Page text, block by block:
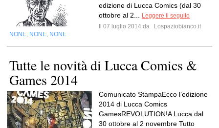
edizione di Lucca Comics (dal 30
ottobre al 2...
Leggere il seguito
Il 07 luglio 2014 da
Lospaziobianco.it
NONE NONE NONE
Tutte le novità di Lucca Comics &
Games 2014
Comunicato StampaEcco l’edizione
2014 di Lucca Comics
GamesREVOLUTION!A Lucca dal
30 ottobre al 2 novembre Tutto